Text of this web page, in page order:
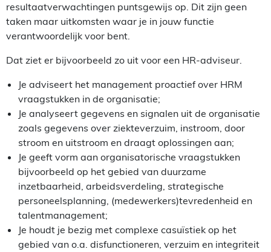
resultaatverwachtingen puntsgewijs op. Dit zijn geen
taken maar uitkomsten waar je in jouw functie
verantwoordelijk voor bent.
Dat ziet er bijvoorbeeld zo uit voor een HR-adviseur.
Je adviseert het management proactief over HRM
vraagstukken in de organisatie;
Je analyseert gegevens en signalen uit de organisatie
zoals gegevens over ziekteverzuim, instroom, door
stroom en uitstroom en draagt oplossingen aan;
Je geeft vorm aan organisatorische vraagstukken
bijvoorbeeld op het gebied van duurzame
inzetbaarheid, arbeidsverdeling, strategische
personeelsplanning, (medewerkers)tevredenheid en
talentmanagement;
Je houdt je bezig met complexe casuïstiek op het
gebied van o.a. disfunctioneren, verzuim en integriteit